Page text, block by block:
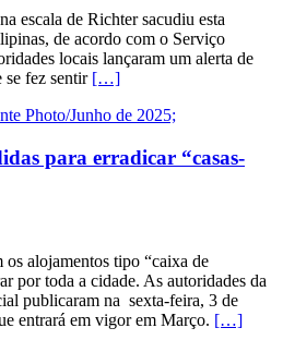
escala de Richter sacudiu esta
de acordo com o Serviço
locais lançaram um alerta de
se fez sentir […]
para erradicar “casas-
alojamentos tipo “caixa de
por toda a cidade. As autoridades da
publicaram na sexta-feira, 3 de
entrará em vigor em Março. […]